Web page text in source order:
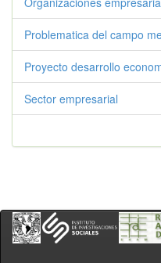
Problematica del campo
Proyecto desarrollo
Sector empresarial